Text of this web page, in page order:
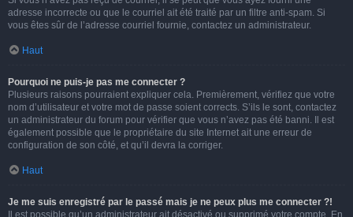
adresse incorrecte ou que le courriel ait été traité par un filtre anti-spam. Si
vous êtes sûr de l’adresse courriel fournie, contactez un administrateur.
Haut
Pourquoi ne puis-je pas me connecter ?
Plusieurs raisons pourraient expliquer cela. Premièrement, vérifiez que votre
nom d’utilisateur et votre mot de passe soient corrects. S’ils le sont, contactez
un administrateur du forum pour vérifier que vous n’avez pas été banni. Il est
également possible que le propriétaire du site Internet ait une erreur de
configuration de son côté, et qu’il devra la corriger.
Haut
Je me suis enregistré par le passé mais je ne peux plus me connecter ?!
Il est possible qu’un administrateur ait désactivé ou supprimé votre compte. En